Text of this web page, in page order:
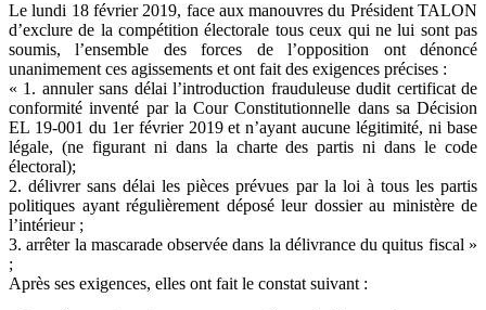
Le lundi 18 février 2019, face aux manouvres du Président TALON
d’exclure de la compétition électorale tous ceux qui ne lui sont pas
soumis, l’ensemble des forces de l’opposition ont dénoncé
unanimement ces agissements et ont fait des exigences précises :
« 1. annuler sans délai l’introduction frauduleuse dudit certificat de
conformité inventé par la Cour Constitutionnelle dans sa Décision
EL 19-001 du 1er février 2019 et n’ayant aucune légitimité, ni base
légale, (ne figurant ni dans la charte des partis ni dans le code
électoral);
2. délivrer sans délai les pièces prévues par la loi à tous les partis
politiques ayant régulièrement déposé leur dossier au ministère de
l’intérieur ;
3. arrêter la mascarade observée dans la délivrance du quitus fiscal »
;
Après ses exigences, elles ont fait le constat suivant :